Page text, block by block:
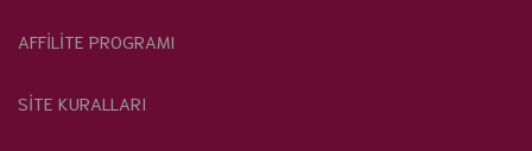
AFFİLİTE PROGRAMI
SİTE KURALLARI